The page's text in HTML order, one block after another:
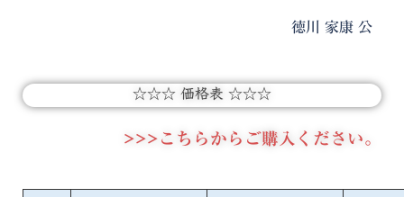
徳川 家康 公
☆☆☆ 価格表 ☆☆☆
>>>こちらからご購入ください。